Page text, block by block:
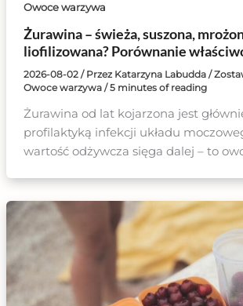
Owoce warzywa
Żurawina – świeża, suszona,
liofilizowana? Porównanie
2026-08-02 / Przez Katarzyna Labudda /
Owoce warzywa/5 minutes of reading
Żurawina od lat kojarzona jest
profilaktyką infekcji układu
wartość odżywcza sięga dalej – to